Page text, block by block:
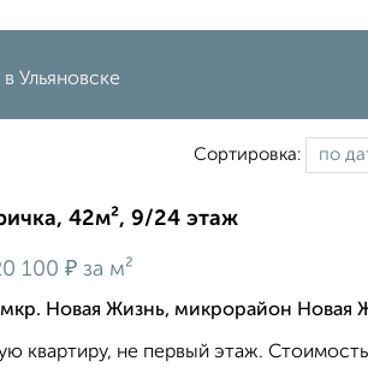
Ульяновске
Сортировка:
42м², 9/24 этаж
100 ₽ за м²
Новая Жизнь, микрорайон Новая
квартиру, не первый этаж.